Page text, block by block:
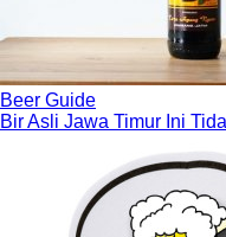
Beer Guide
Bir Asli Jawa Timur Ini